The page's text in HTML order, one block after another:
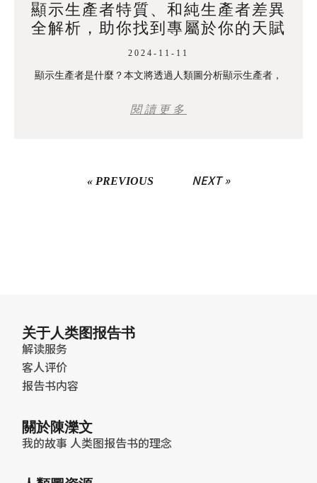
顯示生產者特質、和純生產者差異
全解析，助你找到專屬於你的天賦
2024-11-11
顯示生產者是什麼？本文將透過人類圖分析顯示生產者，
閱讀更多
« PREVIOUS NEXT »
关于人类图报告书
解读服务
客人评价
报告书内容
關於陳濼文
我的故事 人类图报告书的理念